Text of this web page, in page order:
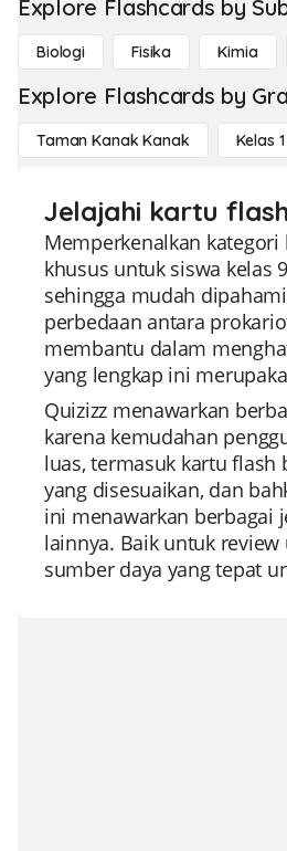
Explore Flashcards by
Biologi Fisika Kimia
Explore Flashcards by
Taman Kanak Kanak Kelas 1
Jelajahi kartu
Memperkenalkan
khusus untuk siswa kelas
sehingga mudah
perbedaan antara
membantu dalam
yang lengkap ini
Quizizz menawarkan
karena kemudahan
luas, termasuk kartu
yang disesuaikan, dan
ini menawarkan berbagai
lainnya. Baik untuk
sumber daya yang tepat